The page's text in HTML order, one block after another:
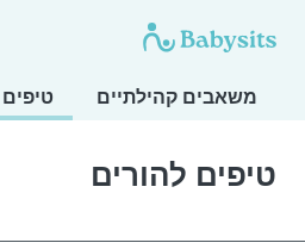
משאבים קהילתיים
טיפים להורים